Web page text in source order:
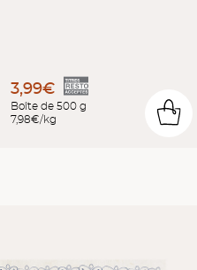
3,99€
Boîte de 500 g
7,98€/kg
0